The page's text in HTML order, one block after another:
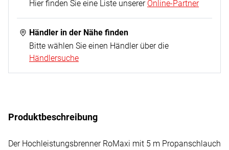
randverstärkten Brennerkopf (Art.-Nr. 32163), einem
ergonomischer Sicherheitshandgriff mit
Dreiwegeventil und fixierter Pilotflamme (Art.-Nr.
030910E) und einem 60 cm Brennerrohr mit
Brennerstütze, ca. 35 ° gebogen)
1x 5,0 m Hochdruck-Propangasschlauch G 2 x 3/8"L
Hier finden Sie eine Liste unserer Online-Partner
Händler in der Nähe finden
Bitte wählen Sie einen Händler über die
Händlersuche
Produktbeschreibung
Der Hochleistungsbrenner RoMaxi mit 5 m Propanschlauch